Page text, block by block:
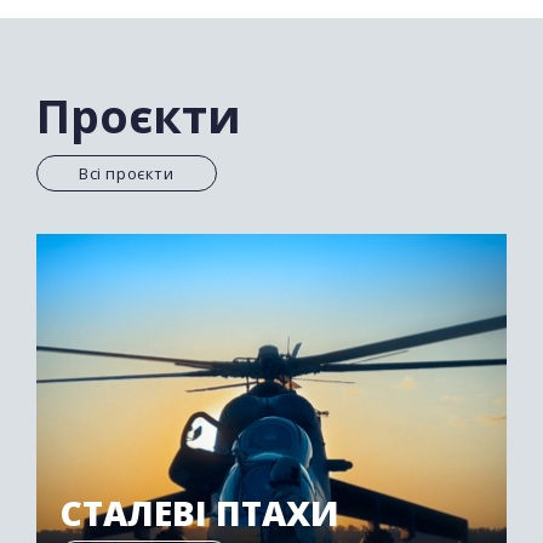
докази і використовуючи в розслідуваннях сучасні
технології.
Проєкти
Всі проєкти
СТАЛЕВІ ПТАХИ